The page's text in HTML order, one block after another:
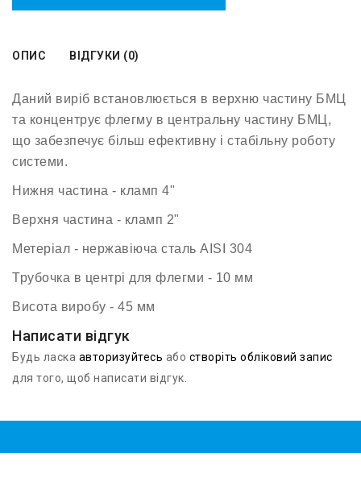
ОПИС ВІДГУКИ (0)
Даний виріб встановлюється в верхню частину БМЦ
та концентрує флегму в центральну частину БМЦ,
що забезпечує більш ефективну і стабільну роботу
системи.
Нижня частина - кламп 4"
Верхня частина - кламп 2"
Метеріал - нержавіюча сталь AISI 304
Трубочка в центрі для флегми - 10 мм
Висота виробу - 45 мм
Написати відгук
Будь ласка авторизуйтесь або створіть обліковий запис
для того, щоб написати відгук.